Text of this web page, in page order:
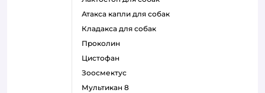
атакса капли для собак
кладакса для собак
проколин
цистофан
зоосмектус
мультикан 8